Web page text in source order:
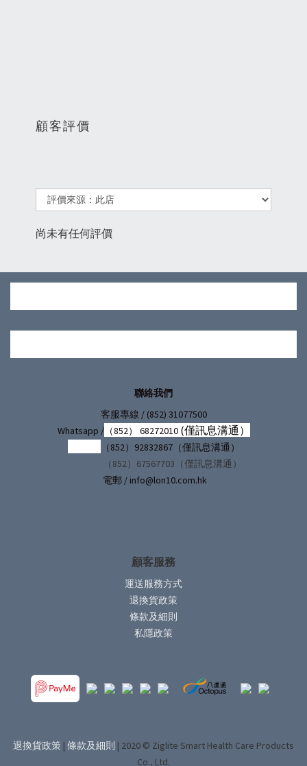
顧客評價
尚未有任何評價
聯絡我們
客服專線 / (852) 31077500
Whatsapp /（852） 68272010 (僅訊息溝通）
（852）92832867（僅訊息溝通）
（852）67567703（僅訊息溝通）
電郵 / info@lon10.com.hk
顧客服務
運送服務方式
退換貨政策
條款及細則
私隱政策
退換貨政策 | 條款及細則 | 2020 © Ziglite Smart Health Care Products
Co., Ltd.